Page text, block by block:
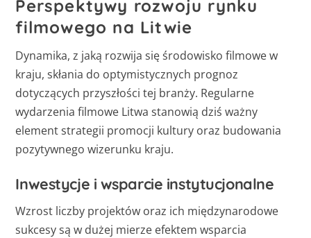
Perspektywy rozwoju rynku
filmowego na Litwie
Dynamika, z jaką rozwija się środowisko filmowe w
kraju, skłania do optymistycznych prognoz
dotyczących przyszłości tej branży. Regularne
wydarzenia filmowe Litwa stanowią dziś ważny
element strategii promocji kultury oraz budowania
pozytywnego wizerunku kraju.
Inwestycje i wsparcie instytucjonalne
Wzrost liczby projektów oraz ich międzynarodowe
sukcesy są w dużej mierze efektem wsparcia